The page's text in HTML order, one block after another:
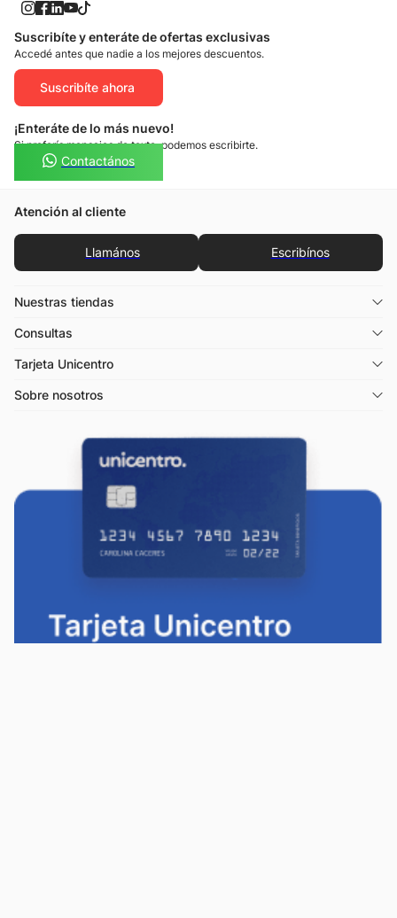
Suscribíte y enteráte de ofertas exclusivas
Accedé antes que nadie a los mejores descuentos.
Suscribíte ahora
¡Enteráte de lo más nuevo!
Si preferís mensajes de texto, podemos escribirte.
Contactános
Atención al cliente
Llamános Escribínos
Nuestras tiendas
Consultas
Tarjeta Unicentro
Sobre nosotros